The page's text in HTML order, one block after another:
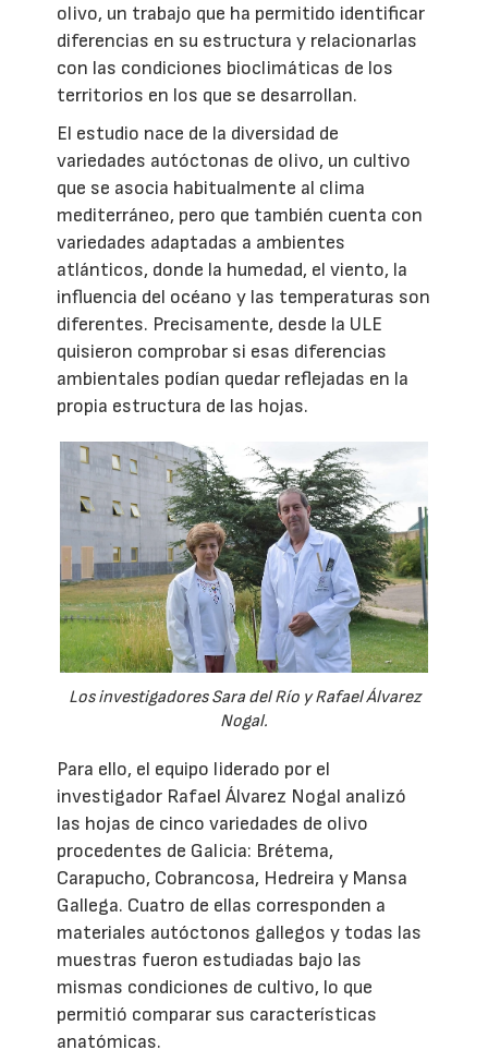
olivo, un trabajo que ha permitido identificar
diferencias en su estructura y relacionarlas
con las condiciones bioclimáticas de los
territorios en los que se desarrollan.
El estudio nace de la diversidad de
variedades autóctonas de olivo, un cultivo
que se asocia habitualmente al clima
mediterráneo, pero que también cuenta con
variedades adaptadas a ambientes
atlánticos, donde la humedad, el viento, la
influencia del océano y las temperaturas son
diferentes. Precisamente, desde la ULE
quisieron comprobar si esas diferencias
ambientales podían quedar reflejadas en la
propia estructura de las hojas.
Los investigadores Sara del Río y Rafael Álvarez
Nogal.
Para ello, el equipo liderado por el
investigador Rafael Álvarez Nogal analizó
las hojas de cinco variedades de olivo
procedentes de Galicia: Brétema,
Carapucho, Cobrancosa, Hedreira y Mansa
Gallega. Cuatro de ellas corresponden a
materiales autóctonos gallegos y todas las
muestras fueron estudiadas bajo las
mismas condiciones de cultivo, lo que
permitió comparar sus características
anatómicas.